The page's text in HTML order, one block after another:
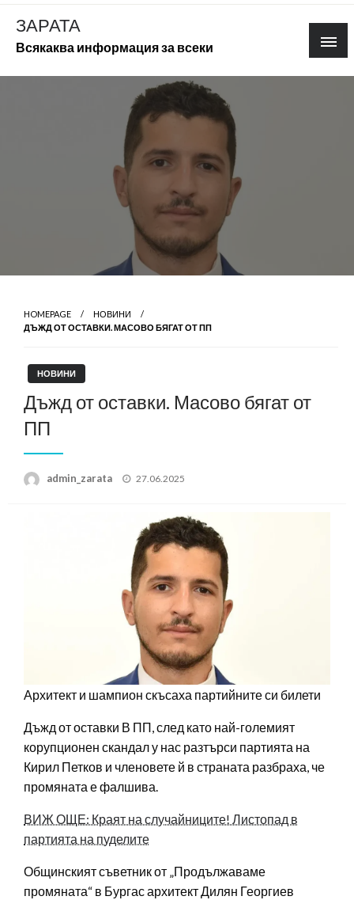
Skip
content
ЗАРАТА
Всякаква информация за всеки
HOMEPAGE
НОВИНИ
ДЪЖД ОТ ОСТАВКИ. МАСОВО БЯГАТ ОТ ПП
НОВИНИ
Дъжд от оставки. Масово бягат от
ПП
admin_zarata
Posted
27.06.2025
Архитект и шампион скъсаха партийните си билети
Дъжд от оставки В ПП, след като най-големият
корупционен скандал у нас разтърси партията на
Кирил Петков и членовете й в страната разбраха, че
промяната е фалшива.
ВИЖ ОЩЕ: Краят на случайниците! Листопад в
партията на пуделите
Общинският съветник от „Продължаваме
промяната“ в Бургас архитект Дилян Георгиев